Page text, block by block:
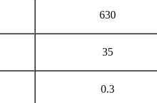
630
35
0.3